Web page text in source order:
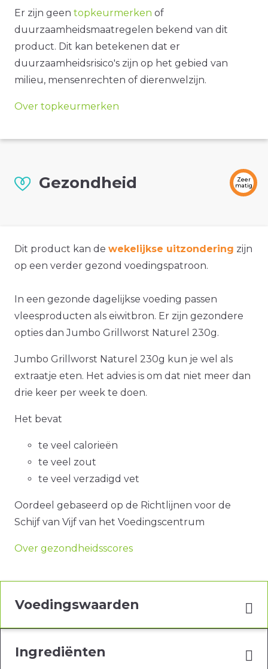
Er zijn geen topkeurmerken of
duurzaamheidsmaatregelen bekend van dit
product. Dit kan betekenen dat er
duurzaamheidsrisico's zijn op het gebied van
milieu, mensenrechten of dierenwelzijn.
Over topkeurmerken
Gezondheid
Zeer
matig
Dit product kan de wekelijkse uitzondering zijn
op een verder gezond voedingspatroon.
In een gezonde dagelijkse voeding passen
vleesproducten als eiwitbron. Er zijn gezondere
opties dan Jumbo Grillworst Naturel 230g.
Jumbo Grillworst Naturel 230g kun je wel als
extraatje eten. Het advies is om dat niet meer dan
drie keer per week te doen.
Het bevat
te veel calorieën
te veel zout
te veel verzadigd vet
Oordeel gebaseerd op de Richtlijnen voor de
Schijf van Vijf van het Voedingscentrum
Over gezondheidsscores
Voedingswaarden
Ingrediënten